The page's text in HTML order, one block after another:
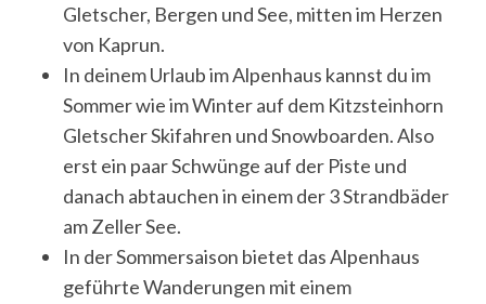
Gletscher, Bergen und See, mitten im Herzen
von Kaprun.
In deinem Urlaub im Alpenhaus kannst du im
Sommer wie im Winter auf dem Kitzsteinhorn
Gletscher Skifahren und Snowboarden. Also
erst ein paar Schwünge auf der Piste und
danach abtauchen in einem der 3 Strandbäder
am Zeller See.
In der Sommersaison bietet das Alpenhaus
geführte Wanderungen mit einem